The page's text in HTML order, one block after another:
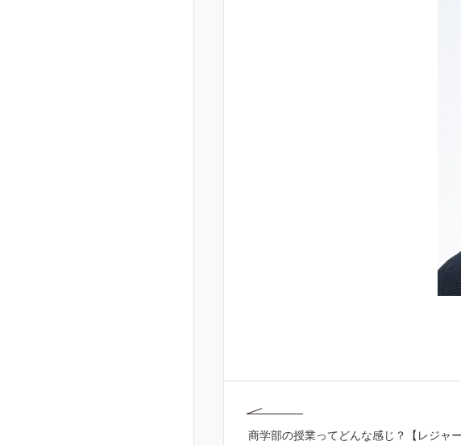
商学部の授業ってどんな感じ？【レジャ